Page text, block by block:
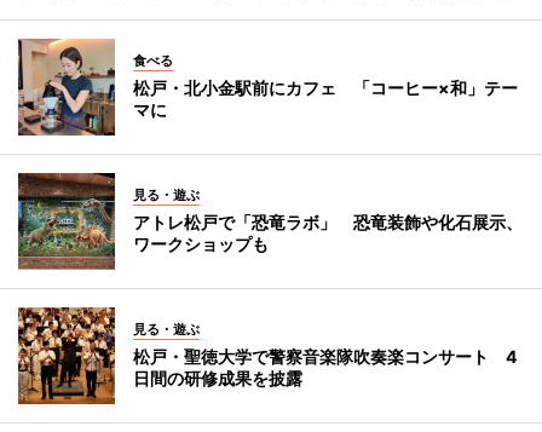
食べる
松戸・北小金駅前にカフェ 「コーヒー×和」テー
マに
見る・遊ぶ
アトレ松戸で「恐竜ラボ」 恐竜装飾や化石展示、
ワークショップも
見る・遊ぶ
松戸・聖徳大学で警察音楽隊吹奏楽コンサート 4
日間の研修成果を披露